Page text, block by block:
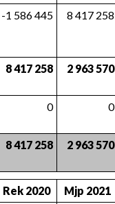
-1 586 445 8 417 258
8 417 258 2 963 570
0 0
8 417 258 2 963 570
Rek 2020
Mjp 2021